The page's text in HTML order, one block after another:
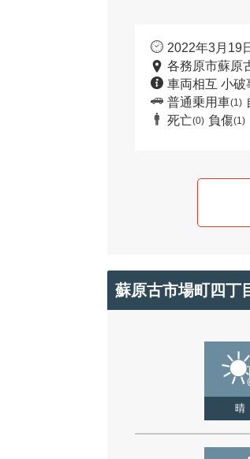
2022年3月19
各務原市蘇原
車両相互 小破
普通乗用車(1)
死亡(0) 負傷(1)
蘇原古市場町四丁
晴